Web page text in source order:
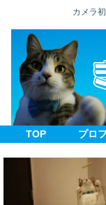
カメラ
TOP プロ